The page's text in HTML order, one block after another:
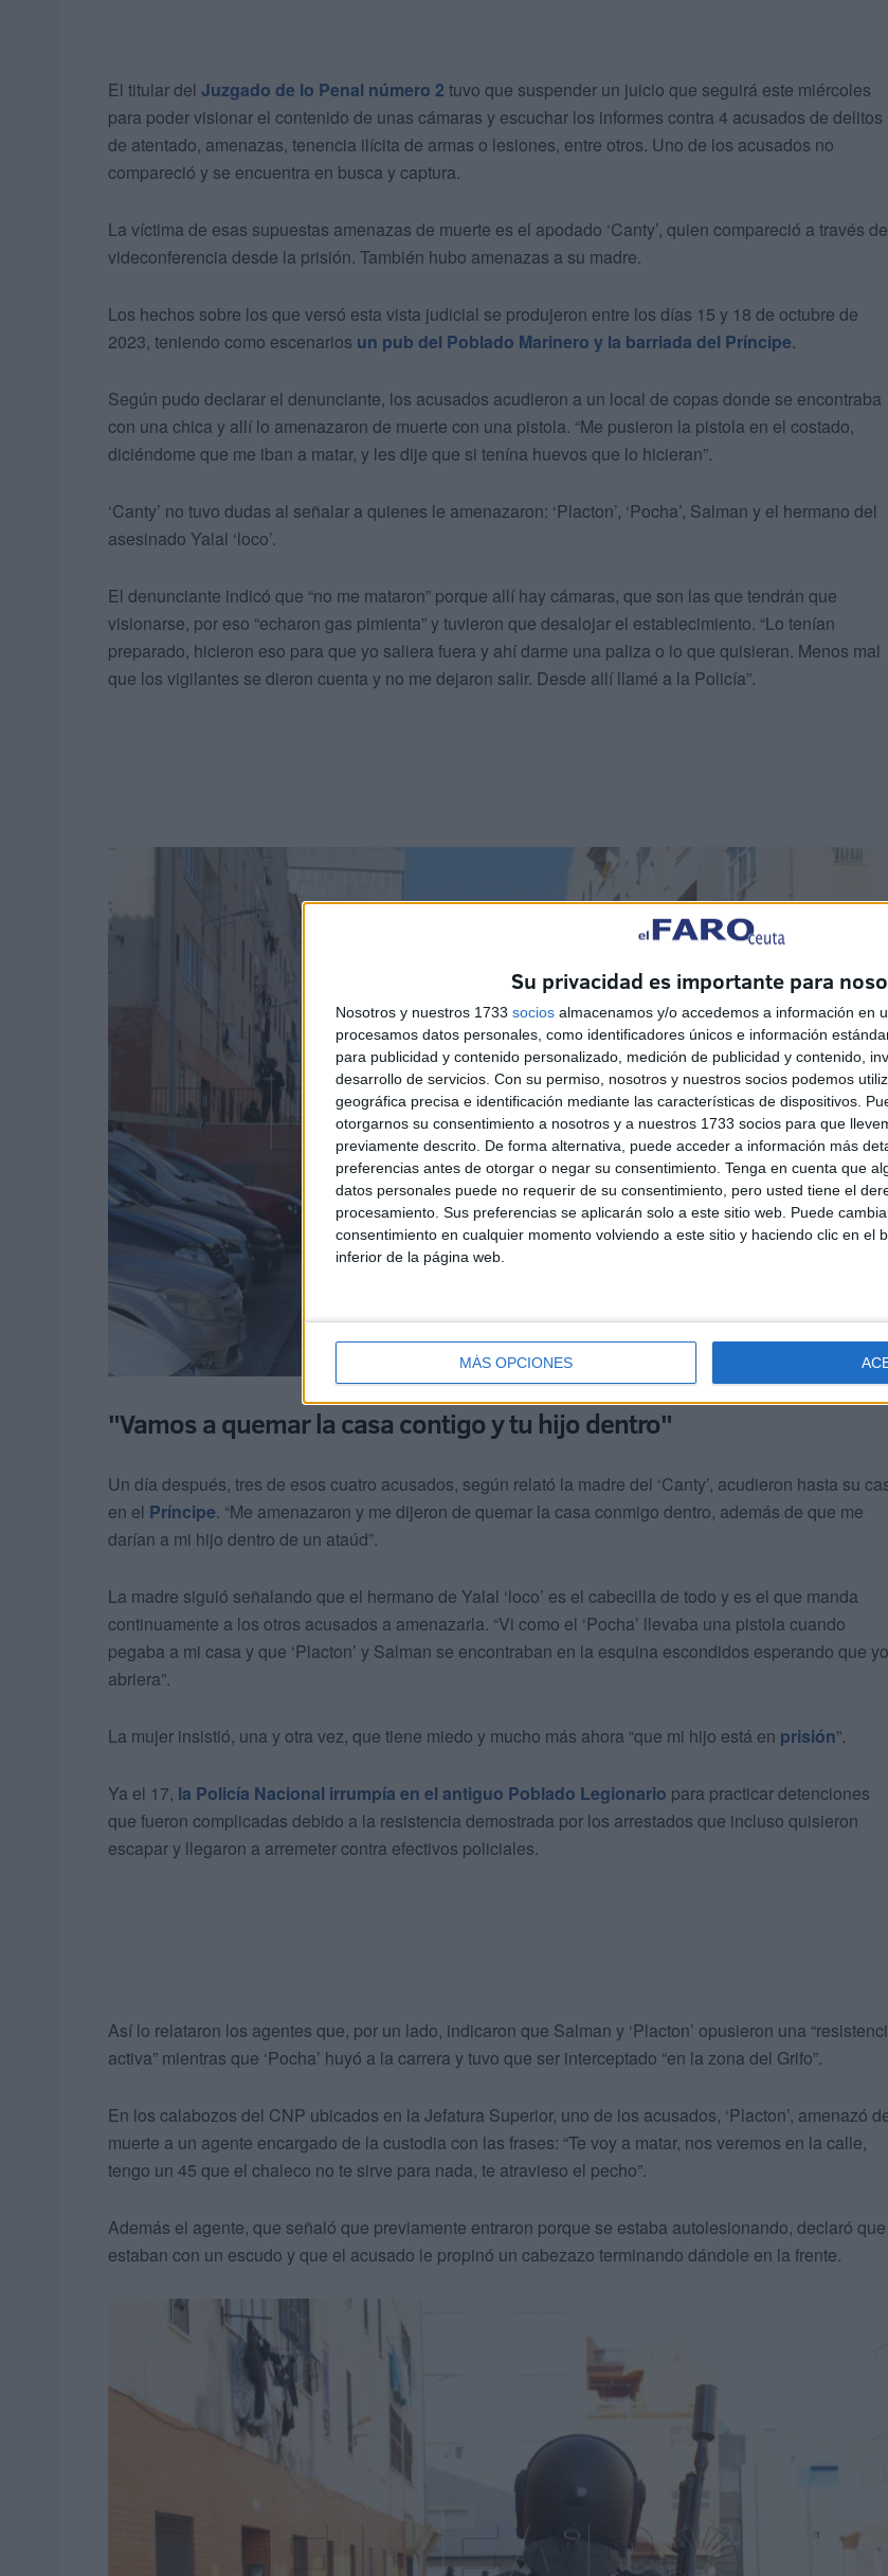
Su privacidad es importante para
Nosotros y nuestros 1733 socios almacenamos y/o accedemos a información en
procesamos datos personales, como identificadores únicos e información
para publicidad y contenido personalizado, medición de publicidad y contenido,
desarrollo de servicios. Con su permiso, nosotros y nuestros socios podemos
geográfica precisa e identificación mediante las características de dispositivos.
otorgarnos su consentimiento a nosotros y a nuestros 1733 socios para que
previamente descrito. De forma alternativa, puede acceder a información más
preferencias antes de otorgar o negar su consentimiento. Tenga en cuenta que
datos personales puede no requerir de su consentimiento, pero usted tiene el
procesamiento. Sus preferencias se aplicarán solo a este sitio web. Puede
consentimiento en cualquier momento volviendo a este sitio y haciendo clic en el
inferior de la página web.
MÁS OPCIONES
El titular del Juzgado de lo Penal número 2 tuvo que suspender un juicio que seguirá este miércoles
para poder visionar el contenido de unas cámaras y escuchar los informes contra 4 acusados de delitos
de atentado, amenazas, tenencia ilícita de armas o lesiones, entre otros. Uno de los acusados no
compareció y se encuentra en busca y captura.
La víctima de esas supuestas amenazas de muerte es el apodado ‘Canty’, quien compareció a través de
videconferencia desde la prisión. También hubo amenazas a su madre.
Los hechos sobre los que versó esta vista judicial se produjeron entre los días 15 y 18 de octubre de
2023, teniendo como escenarios un pub del Poblado Marinero y la barriada del Príncipe.
Según pudo declarar el denunciante, los acusados acudieron a un local de copas donde se encontraba
con una chica y allí lo amenazaron de muerte con una pistola. “Me pusieron la pistola en el costado,
diciéndome que me iban a matar, y les dije que si tenína huevos que lo hicieran”.
‘Canty’ no tuvo dudas al señalar a quienes le amenazaron: ‘Placton’, ‘Pocha’, Salman y el hermano del
asesinado Yalal ‘loco’.
El denunciante indicó que “no me mataron” porque allí hay cámaras, que son las que tendrán que
visionarse, por eso “echaron gas pimienta” y tuvieron que desalojar el establecimiento. “Lo tenían
preparado, hicieron eso para que yo saliera fuera y ahí darme una paliza o lo que quisieran. Menos mal
que los vigilantes se dieron cuenta y no me dejaron salir. Desde allí llamé a la Policía”.
"Vamos a quemar la casa contigo y tu hijo dentro"
Un día después, tres de esos cuatro acusados, según relató la madre del ‘Canty’, acudieron hasta su
en el Príncipe. “Me amenazaron y me dijeron de quemar la casa conmigo dentro, además de que me
darían a mi hijo dentro de un ataúd”.
La madre siguió señalando que el hermano de Yalal ‘loco’ es el cabecilla de todo y es el que manda
continuamente a los otros acusados a amenazarla. “Vi como el ‘Pocha’ llevaba una pistola cuando
pegaba a mi casa y que ‘Placton’ y Salman se encontraban en la esquina escondidos esperando que yo
abriera”.
La mujer insistió, una y otra vez, que tiene miedo y mucho más ahora “que mi hijo está en prisión”.
Ya el 17, la Policía Nacional irrumpía en el antiguo Poblado Legionario para practicar detenciones
que fueron complicadas debido a la resistencia demostrada por los arrestados que incluso quisieron
escapar y llegaron a arremeter contra efectivos policiales.
Así lo relataron los agentes que, por un lado, indicaron que Salman y ‘Placton’ opusieron una
activa” mientras que ‘Pocha’ huyó a la carrera y tuvo que ser interceptado “en la zona del Grifo”.
En los calabozos del CNP ubicados en la Jefatura Superior, uno de los acusados, ‘Placton’, amenazó
muerte a un agente encargado de la custodia con las frases: “Te voy a matar, nos veremos en la calle,
tengo un 45 que el chaleco no te sirve para nada, te atravieso el pecho”.
Además el agente, que señaló que previamente entraron porque se estaba autolesionando, declaró que
estaban con un escudo y que el acusado le propinó un cabezazo terminando dándole en la frente.